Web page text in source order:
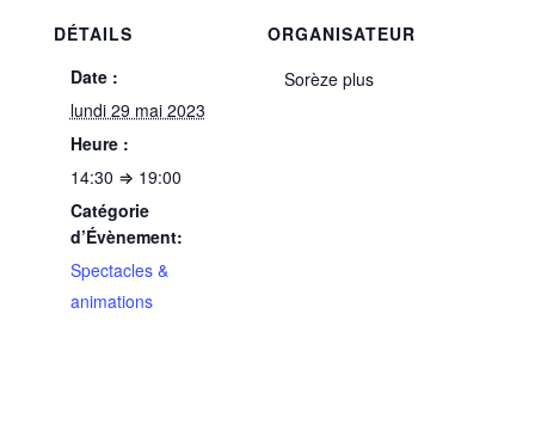
DÉTAILS
Date :
lundi 29 mai 2023
Heure :
14:30 ⇒ 19:00
Catégorie
d’Évènement:
Spectacles &
animations
ORGANISATEUR
Sorèze plus